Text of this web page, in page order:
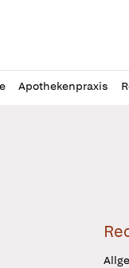
Apothekenpraxis